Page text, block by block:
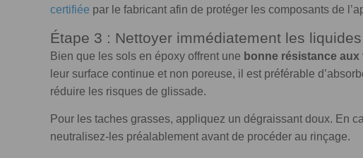
certifiée par le fabricant afin de protéger les composants de
Étape 3 : Nettoyer immédiatement les
Bien que les sols en époxy offrent une bonne résistance
leur surface continue et non poreuse, il est préférable
réduire les risques de glissade.
Pour les taches grasses, appliquez un dégraissant doux. En
neutralisez-les préalablement avant de procéder au rinçage.